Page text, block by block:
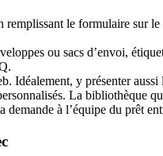
remplissant le formulaire sur le
ou sacs d’envoi,
Idéalement, y présenter
La bibliothèque
à l’équipe du prêt